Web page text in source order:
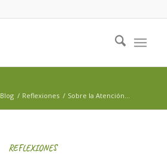
Blog / Reflexiones / Sobre la Atención…
REFLEXIONES